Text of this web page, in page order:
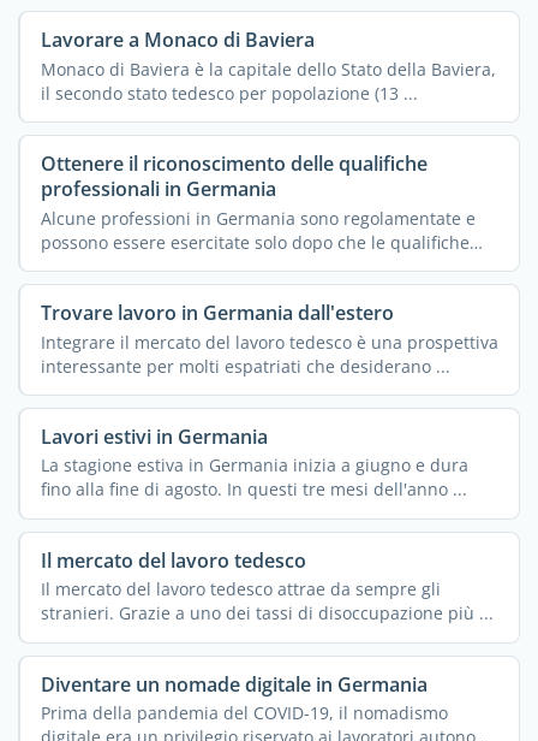
Lavorare a Monaco di Baviera
Monaco di Baviera è la capitale dello Stato della Baviera,
il secondo stato tedesco per popolazione (13 ...
Ottenere il riconoscimento delle qualifiche
professionali in Germania
Alcune professioni in Germania sono regolamentate e
possono essere esercitate solo dopo che le qualifiche
ottenute ...
Trovare lavoro in Germania dall'estero
Integrare il mercato del lavoro tedesco è una prospettiva
interessante per molti espatriati che desiderano ...
Lavori estivi in Germania
La stagione estiva in Germania inizia a giugno e dura
fino alla fine di agosto. In questi tre mesi dell'anno ...
Il mercato del lavoro tedesco
Il mercato del lavoro tedesco attrae da sempre gli
stranieri. Grazie a uno dei tassi di disoccupazione più ...
Diventare un nomade digitale in Germania
Prima della pandemia del COVID-19, il nomadismo